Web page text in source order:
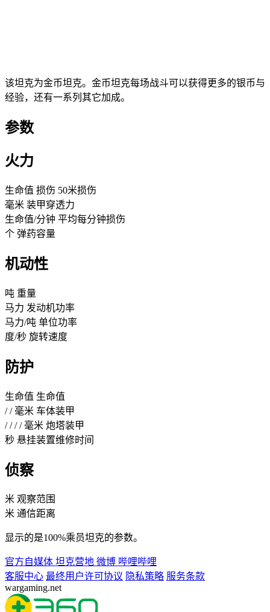
该坦克为金币坦克。金币坦克每场战斗可以获得更多的银币与
经验，还有一系列其它加成。
参数
火力
生命值 损伤 50米损伤
毫米 装甲穿透力
生命值/分钟 平均每分钟损伤
个 弹药容量
机动性
吨 重量
马力 发动机功率
马力/吨 单位功率
度/秒 旋转速度
防护
生命值 生命值
// 毫米 车体装甲
//// 毫米 炮塔装甲
秒 悬挂装置维修时间
侦察
米 观察范围
米 通信距离
显示的是100%乘员坦克的参数。
官方自媒体 坦克营地 微博 哔哩哔哩
客服中心 最终用户许可协议 隐私策略 服务条款
wargaming.net